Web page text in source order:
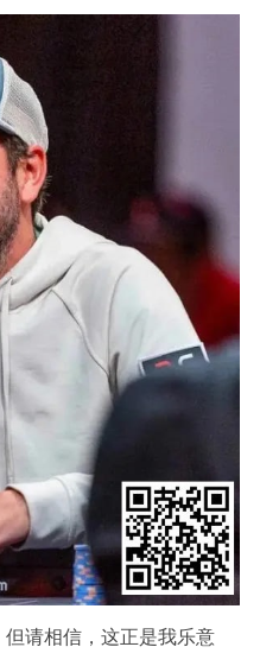
请相信，这正是我乐意